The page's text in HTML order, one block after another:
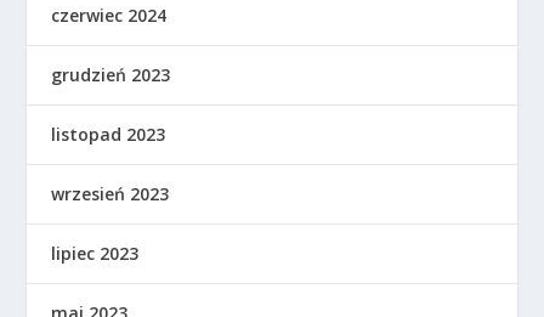
czerwiec 2024
grudzień 2023
listopad 2023
wrzesień 2023
lipiec 2023